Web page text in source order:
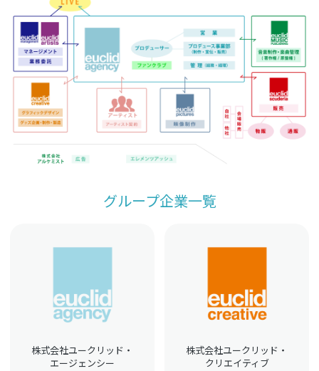
グループ企業一覧
株式会社ユークリッド・
エージェンシー
株式会社ユークリッド・
クリエイティブ